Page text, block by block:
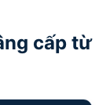
cấp từ